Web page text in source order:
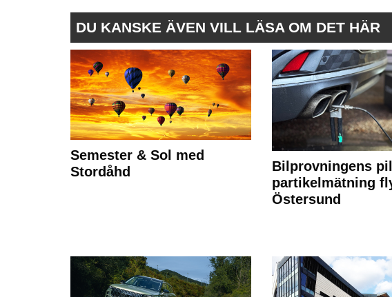
DU KANSKE ÄVEN VILL LÄSA OM DET HÄR
Semester & Sol med
Stordåhd
Bilprovningens
partikelmätning
Östersund